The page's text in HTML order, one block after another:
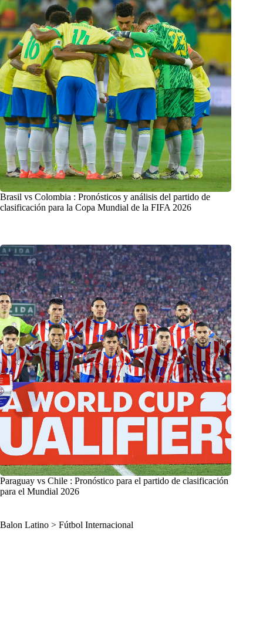
Brasil vs Colombia : Pronósticos y análisis del partido de
clasificación para la Copa Mundial de la FIFA 2026
Paraguay vs Chile : Pronóstico para el partido de clasificación
para el Mundial 2026
Balon Latino > Fútbol Internacional